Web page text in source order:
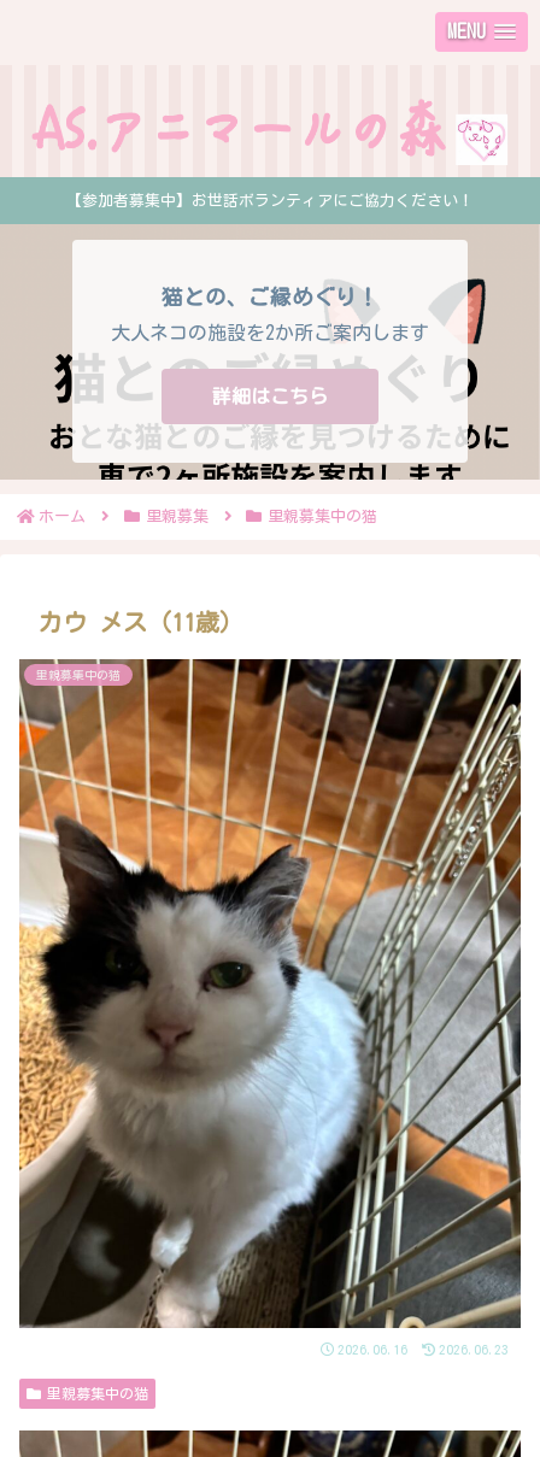
MENU
【参加者募集中】お世話ボランティアにご協力ください！
猫との、ご縁めぐり！
大人ネコの施設を2か所ご案内します
詳細はこちら
ホーム 里親募集 里親募集中の猫
カウ メス（11歳）
里親募集中の猫
2026.06.16 2026.06.23
里親募集中の猫